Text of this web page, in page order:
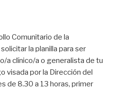
Comunitario de la
la planilla para ser
a clínico/a o generalista de tu
visada por la Dirección del
de 8.30 a 13 horas, primer